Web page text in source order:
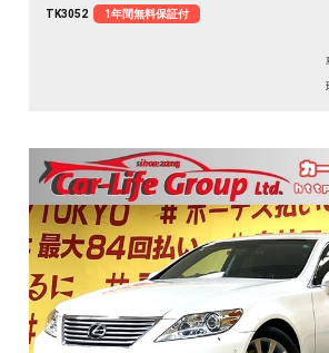
も明るいHIDヘッドライト&フォグランプ付き🔦
TK3052 1年間無料保証付